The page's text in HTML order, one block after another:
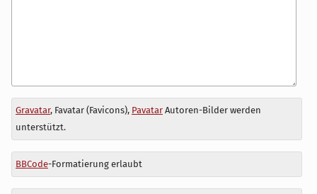
Antwort
zu
Gravatar, Favatar (Favicons), PavatarAutoren-Bilder werden
unterstützt.
BBCode-Formatierung erlaubt